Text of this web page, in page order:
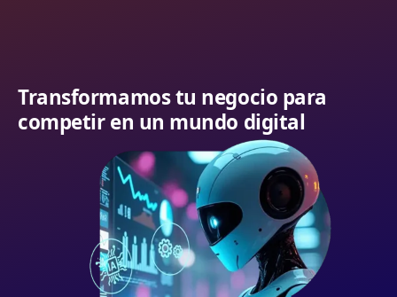
Transformamos tu negocio para
competir en un mundo digital